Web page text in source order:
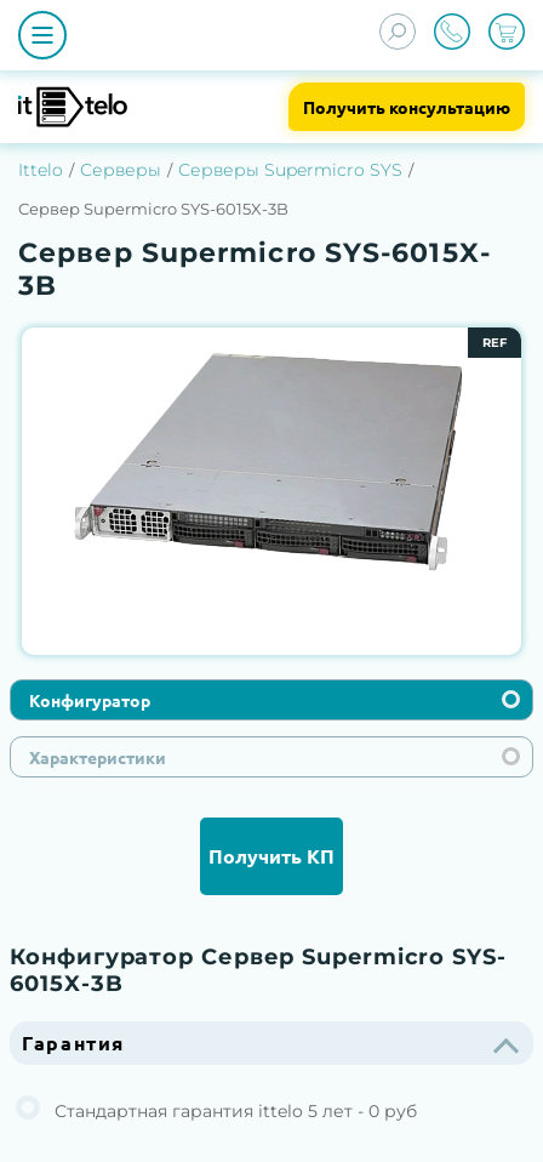
Получить консультацию
Ittelo Серверы Серверы Supermicro SYS
Сервер Supermicro SYS-6015X-3B
Сервер Supermicro SYS-6015X-
3B
REF
Конфигуратор
Характеристики
Получить КП
Конфигуратор Сервер Supermicro SYS-
6015X-3B
Гарантия
Стандартная гарантия ittelo 5 лет - 0 руб